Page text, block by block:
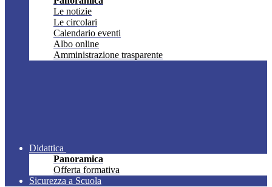
Le notizie
Le circolari
Calendario eventi
Albo online
Amministrazione trasparente
Didattica
Panoramica
Offerta formativa
Sicurezza a Scuola